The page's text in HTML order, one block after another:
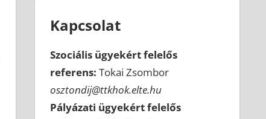
Kapcsolat
Szociális ügyekért felelős
referens: Tokai Zsombor
osztondij@ttkhok.elte.hu
Pályázati ügyekért felelős